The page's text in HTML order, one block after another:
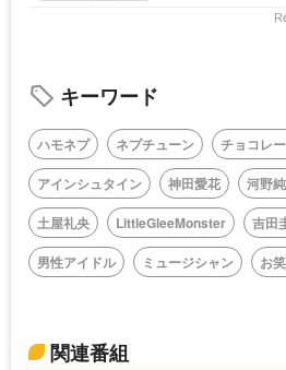
キーワード
ハモネプ ネプチューン
チョコレ
アインシュタイン
神田愛花 河野
土屋礼央
LittleGleeMonster 吉田
男性アイドル
ミュージシャン お
関連番組